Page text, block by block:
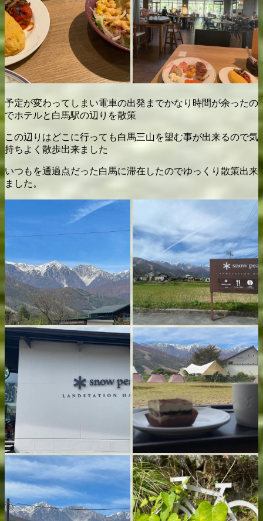
予定が変わってしまい電車の出発までかなり時間が余ったの
でホテルと白馬駅の辺りを散策
この辺りはどこに行っても白馬三山を望む事が出来るので気
持ちよく散歩出来ました
いつもを通過点だった白馬に滞在したのでゆっくり散策出来
ました。